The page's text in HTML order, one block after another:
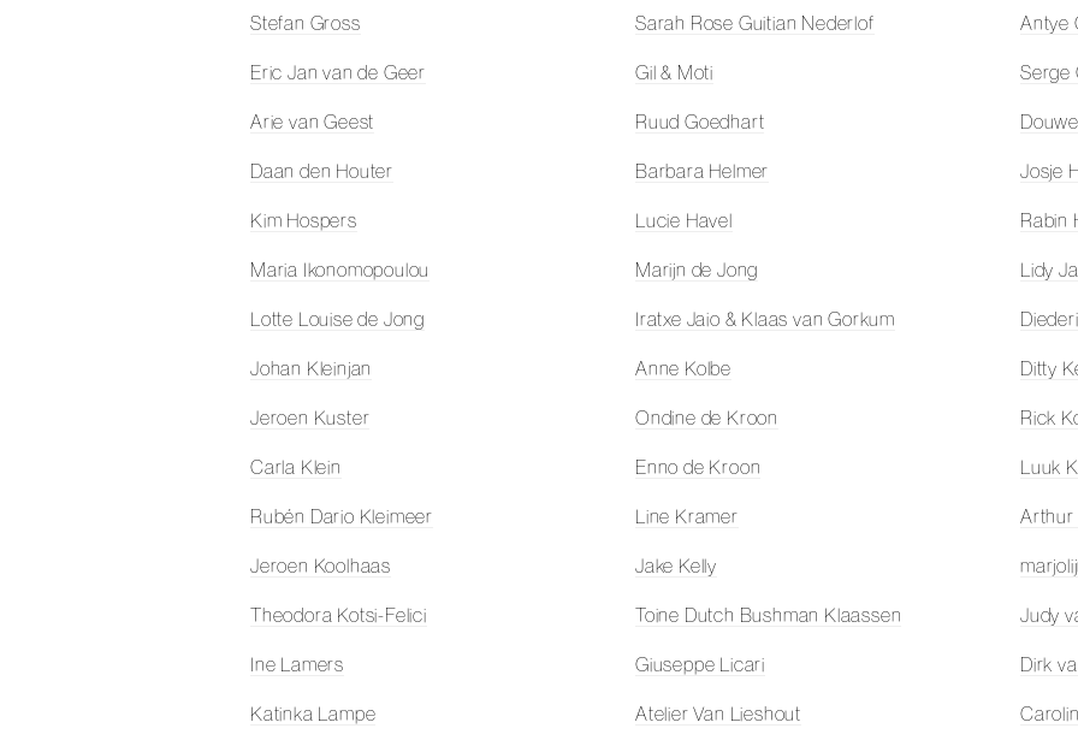
Stefan Gross Sarah Rose Guitian Nederlof Antye
Eric Jan van de Geer Gil & Moti Serge
Arie van Geest Ruud Goedhart
Daan den Houter Barbara Helmer Josje
Kim Hospers Lucie Havel Rabin
Maria Ikonomopoulou Marijn de Jong Lidy
Lotte Louise de Jong Iratxe Jaio & Klaas van Gorkum
Johan Kleinjan Anne Kolbe Ditty
Jeroen Kuster Ondine de Kroon Rick
Carla Klein Enno de Kroon Luuk
Rubén Dario Kleimeer Line Kramer Arthur
Jeroen Koolhaas Jake Kelly
Theodora Kotsi-Felici Toine Dutch Bushman Klaassen Judy
Ine Lamers Giuseppe Licari Dirk
Katinka Lampe Atelier Van Lieshout